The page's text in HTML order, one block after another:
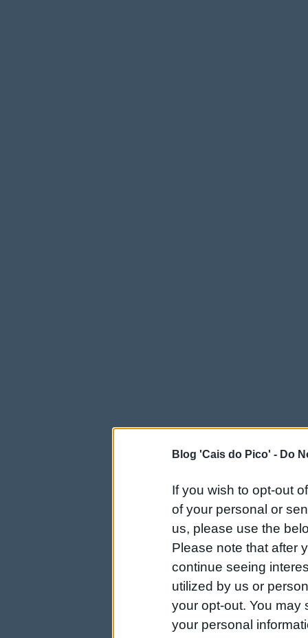
Blog 'Cais do Pico' - Do
If you wish to opt-out
of your personal or
us, please use the
Please note that after
continue seeing
utilized by us or
your opt-out. You may
your personal